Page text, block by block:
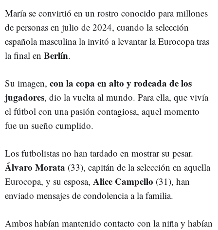
María se convirtió en un rostro conocido para millones
de personas en julio de 2024, cuando la selección
española masculina la invitó a levantar la Eurocopa tras
la final en Berlín.
Su imagen, con la copa en alto y rodeada de los
jugadores, dio la vuelta al mundo. Para ella, que vivía
el fútbol con una pasión contagiosa, aquel momento
fue un sueño cumplido.
Los futbolistas no han tardado en mostrar su pesar.
Álvaro Morata (33), capitán de la selección en aquella
Eurocopa, y su esposa, Alice Campello (31), han
enviado mensajes de condolencia a la familia.
Ambos habían mantenido contacto con la niña y habían